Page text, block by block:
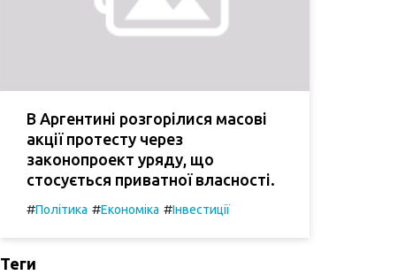
В Аргентині розгорілися масові
акції протесту через
законопроект уряду, що
стосується приватної власності.
#Політика #Економіка #Інвестиції
Теги